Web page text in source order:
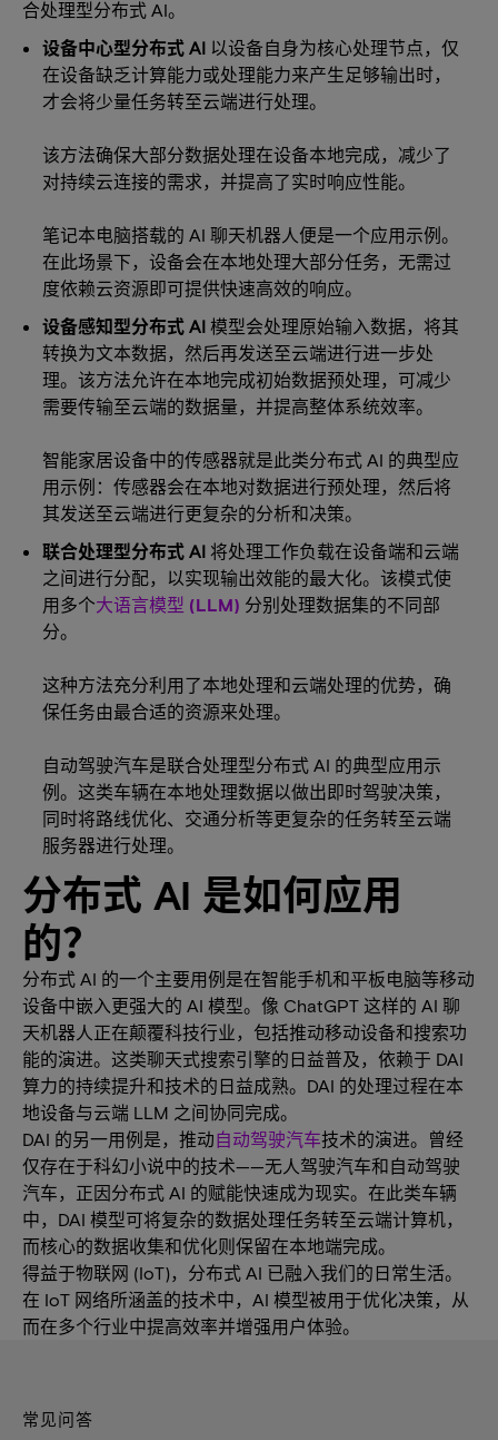
合处理型分布式 AI。
设备中心型分布式 AI 以设备自身为核心处理节点，仅
在设备缺乏计算能力或处理能力来产生足够输出时，
才会将少量任务转至云端进行处理。
该方法确保大部分数据处理在设备本地完成，减少了
对持续云连接的需求，并提高了实时响应性能。
笔记本电脑搭载的 AI 聊天机器人便是一个应用示例。
在此场景下，设备会在本地处理大部分任务，无需过
度依赖云资源即可提供快速高效的响应。
设备感知型分布式 AI 模型会处理原始输入数据，将其
转换为文本数据，然后再发送至云端进行进一步处
理。该方法允许在本地完成初始数据预处理，可减少
需要传输至云端的数据量，并提高整体系统效率。
智能家居设备中的传感器就是此类分布式 AI 的典型应
用示例：传感器会在本地对数据进行预处理，然后将
其发送至云端进行更复杂的分析和决策。
联合处理型分布式 AI 将处理工作负载在设备端和云端
之间进行分配，以实现输出效能的最大化。该模式使
用多个大语言模型 (LLM) 分别处理数据集的不同部
分。
这种方法充分利用了本地处理和云端处理的优势，确
保任务由最合适的资源来处理。
自动驾驶汽车是联合处理型分布式 AI 的典型应用示
例。这类车辆在本地处理数据以做出即时驾驶决策，
同时将路线优化、交通分析等更复杂的任务转至云端
服务器进行处理。
分布式 AI 是如何应用
的？
分布式 AI 的一个主要用例是在智能手机和平板电脑等移动
设备中嵌入更强大的 AI 模型。像 ChatGPT 这样的 AI 聊
天机器人正在颠覆科技行业，包括推动移动设备和搜索功
能的演进。这类聊天式搜索引擎的日益普及，依赖于 DAI
算力的持续提升和技术的日益成熟。DAI 的处理过程在本
地设备与云端 LLM 之间协同完成。
DAI 的另一用例是，推动自动驾驶汽车技术的演进。曾经
仅存在于科幻小说中的技术——无人驾驶汽车和自动驾驶
汽车，正因分布式 AI 的赋能快速成为现实。在此类车辆
中，DAI 模型可将复杂的数据处理任务转至云端计算机，
而核心的数据收集和优化则保留在本地端完成。
得益于物联网 (IoT)，分布式 AI 已融入我们的日常生活。
在 IoT 网络所涵盖的技术中，AI 模型被用于优化决策，从
而在多个行业中提高效率并增强用户体验。
常见问答